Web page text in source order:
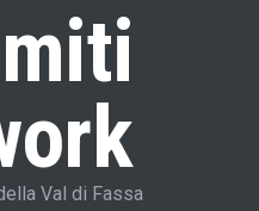
Val di Fassa